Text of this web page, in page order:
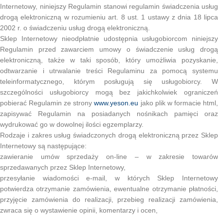
Internetowy, niniejszy Regulamin stanowi regulamin świadczenia usług
drogą elektroniczną w rozumieniu art. 8 ust. 1 ustawy z dnia 18 lipca
2002 r. o świadczeniu usług drogą elektroniczną.
Sklep Internetowy nieodpłatnie udostępnia usługobiorcom niniejszy
Regulamin przed zawarciem umowy o świadczenie usług drogą
elektroniczną, także w taki sposób, który umożliwia pozyskanie,
odtwarzanie i utrwalanie treści Regulaminu za pomocą systemu
teleinformatycznego, którym posługują się usługobiorcy. W
szczególności usługobiorcy mogą bez jakichkolwiek ograniczeń
pobierać Regulamin ze stronywww.yeson.eu jako plik w formacie html,
zapisywać Regulamin na posiadanych nośnikach pamięci oraz
wydrukować go w dowolnej ilości egzemplarzy.
Rodzaje i zakres usług świadczonych drogą elektroniczną przez Sklep
Internetowy są następujące:
zawieranie umów sprzedaży on-line – w zakresie towarów
sprzedawanych przez Sklep Internetowy,
przesyłanie wiadomości e-mail, w których Sklep Internetowy
potwierdza otrzymanie zamówienia, ewentualne otrzymanie płatności,
przyjęcie zamówienia do realizacji, przebieg realizacji zamówienia,
zwraca się o wystawienie opinii, komentarzy i ocen,